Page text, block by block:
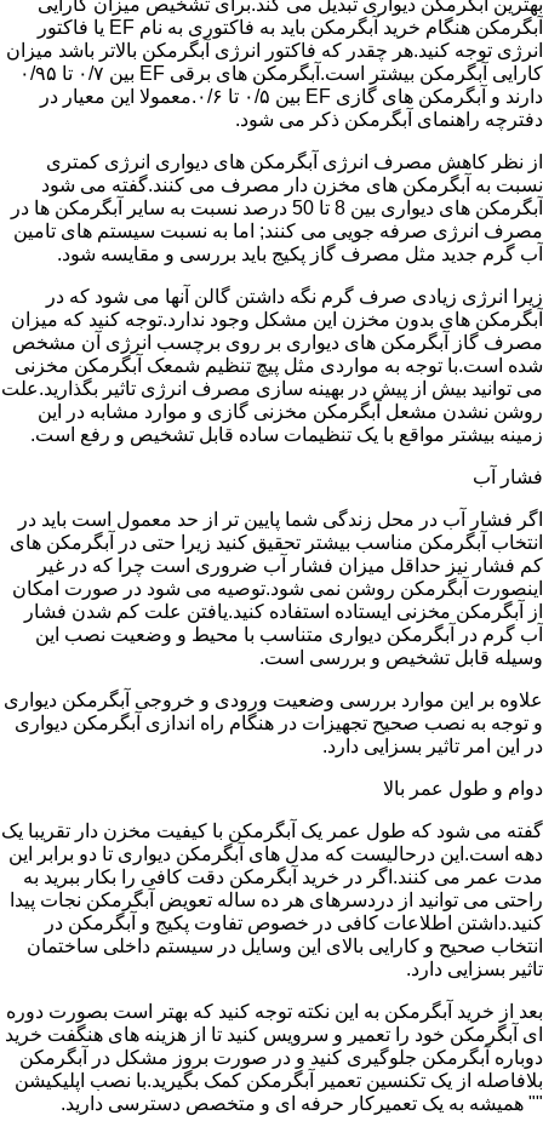
آبگرمکن هنگام خرید آبگرمکن باید به فاکتوری به نام EF یا فاکتور
انرژی توجه کنید.هر چقدر که فاکتور انرژی آبگرمکن بالاتر باشد میزان
کارایی آبگرمکن بیشتر است.آبگرمکن های برقی EF بین ۰/۷ تا ۰/۹۵
دارند و آبگرمکن های گازی EF بین ۰/۵ تا ۰/۶.معمولا این معیار در
دفترچه راهنمای آبگرمکن ذکر می شود.
از نظر کاهش مصرف انرژی آبگرمکن های دیواری انرژی کمتری
نسبت به آبگرمکن های مخزن دار مصرف می کنند.گفته می شود
آبگرمکن های دیواری بین 8 تا 50 درصد نسبت به سایر آبگرمکن ها در
مصرف انرژی صرفه جویی می کنند; اما به نسبت سیستم های تامین
آب گرم جدید مثل مصرف گاز پکیج باید بررسی و مقایسه شود.
زیرا انرژی زیادی صرف گرم نگه داشتن گالن آنها می شود که در
آبگرمکن های بدون مخزن این مشکل وجود ندارد.توجه کنید که میزان
مصرف گاز آبگرمکن های دیواری بر روی برچسب انرژی آن مشخص
شده است.با توجه به مواردی مثل پیچ تنظیم شمعک آبگرمکن مخزنی
می توانید بیش از پیش در بهینه سازی مصرف انرژی تاثیر بگذارید.علت
روشن نشدن مشعل آبگرمکن مخزنی گازی و موارد مشابه در این
زمینه بیشتر مواقع با یک تنظیمات ساده قابل تشخیص و رفع است.
فشار آب
اگر فشار آب در محل زندگی شما پایین تر از حد معمول است باید در
انتخاب آبگرمکن مناسب بیشتر تحقیق کنید زیرا حتی در آبگرمکن های
کم فشار نیز حداقل میزان فشار آب ضروری است چرا که در غیر
اینصورت آبگرمکن روشن نمی شود.توصیه می شود در صورت امکان
از آبگرمکن مخزنی ایستاده استفاده کنید.یافتن علت کم شدن فشار
آب گرم در آبگرمکن دیواری متناسب با محیط و وضعیت نصب این
وسیله قابل تشخیص و بررسی است.
علاوه بر این موارد بررسی وضعیت ورودی و خروجی آبگرمکن دیواری
و توجه به نصب صحیح تجهیزات در هنگام راه اندازی آبگرمکن دیواری
در این امر تاثیر بسزایی دارد.
دوام و طول عمر بالا
گفته می شود که طول عمر یک آبگرمکن با کیفیت مخزن دار تقریبا یک
دهه است.این درحالیست که مدل های آبگرمکن دیواری تا دو برابر این
مدت عمر می کنند.اگر در خرید آبگرمکن دقت کافی را بکار ببرید به
راحتی می توانید از دردسرهای هر ده ساله تعویض آبگرمکن نجات پیدا
کنید.داشتن اطلاعات کافی در خصوص تفاوت پکیج و آبگرمکن در
انتخاب صحیح و کارایی بالای این وسایل در سیستم داخلی ساختمان
تاثیر بسزایی دارد.
بعد از خرید آبگرمکن به این نکته توجه کنید که بهتر است بصورت دوره
ای آبگرمکن خود را تعمیر و سرویس کنید تا از هزینه های هنگفت خرید
دوباره آبگرمکن جلوگیری کنید و در صورت بروز مشکل در آبگرمکن
بلافاصله از یک تکنسین تعمیر آبگرمکن کمک بگیرید.با نصب اپلیکیشن
"" همیشه به یک تعمیرکار حرفه ای و متخصص دسترسی دارید.